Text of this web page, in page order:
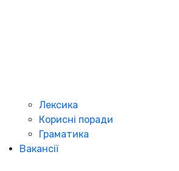
Лексика
Корисні поради
Граматика
Вакансії